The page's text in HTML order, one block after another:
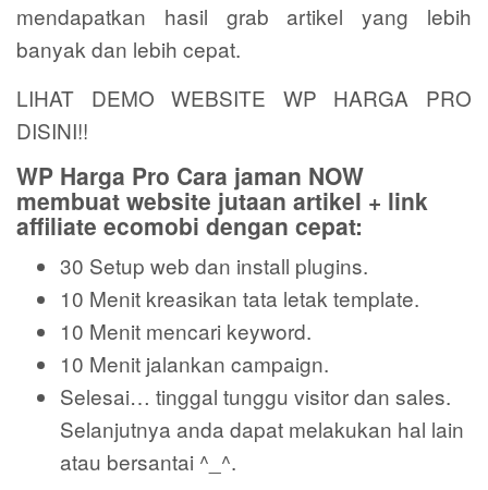
mendapatkan hasil grab artikel yang lebih
banyak dan lebih cepat.
LIHAT DEMO WEBSITE WP HARGA PRO
DISINI!!
WP Harga Pro Cara jaman NOW
membuat website jutaan artikel + link
affiliate ecomobi dengan cepat:
30 Setup web dan install plugins.
10 Menit kreasikan tata letak template.
10 Menit mencari keyword.
10 Menit jalankan campaign.
Selesai… tinggal tunggu visitor dan sales.
Selanjutnya anda dapat melakukan hal lain
atau bersantai ^_^.